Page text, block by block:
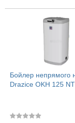
Бойлер непрямого
Drazice OKH 125